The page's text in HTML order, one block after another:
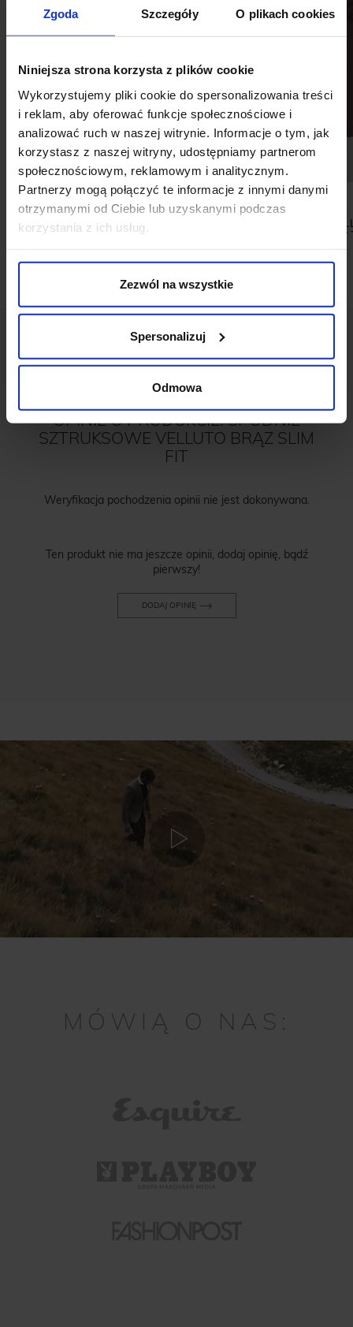
Zgoda Szczegóły O plikach cookies
Niniejsza strona korzysta z plików cookie
Wykorzystujemy pliki cookie do spersonalizowania treści
i reklam, aby oferować funkcje społecznościowe i
analizować ruch w naszej witrynie. Informacje o tym, jak
korzystasz z naszej witryny, udostępniamy partnerom
społecznościowym, reklamowym i analitycznym.
Partnerzy mogą połączyć te informacje z innymi danymi
otrzymanymi od Ciebie lub uzyskanymi podczas
korzystania z ich usług.
Zezwól na wszystkie
Spersonalizuj
Odmowa
MARYNARKA PELLEZZANO
CZARNY SLIM FIT
Najniższa cena z 30 dni przed
KOSZULA
RĘKAW
Najniższa cena
OPINIE O PRODUKCIE: SPODNIE
SZTRUKSOWE VELLUTO BRĄZ SLIM
FIT
Weryfikacja pochodzenia opinii nie jest dokonywana.
Ten produkt nie ma jeszcze opinii, dodaj opinię, bądź
pierwszy!
DODAJ OPINIĘ
MÓWIĄ O NAS: